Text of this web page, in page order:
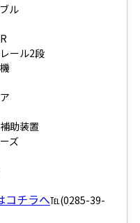
ル
ール2段
助装置
ズ
コチラへ℡(0285-39-